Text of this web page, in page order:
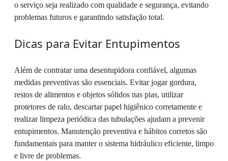
o serviço seja realizado com qualidade e segurança, evitando
problemas futuros e garantindo satisfação total.
Dicas para Evitar Entupimentos
Além de contratar uma desentupidora confiável, algumas
medidas preventivas são essenciais. Evitar jogar gordura,
restos de alimentos e objetos sólidos nas pias, utilizar
protetores de ralo, descartar papel higiênico corretamente e
realizar limpeza periódica das tubulações ajudam a prevenir
entupimentos. Manutenção preventiva e hábitos corretos são
fundamentais para manter o sistema hidráulico eficiente, limpo
e livre de problemas.